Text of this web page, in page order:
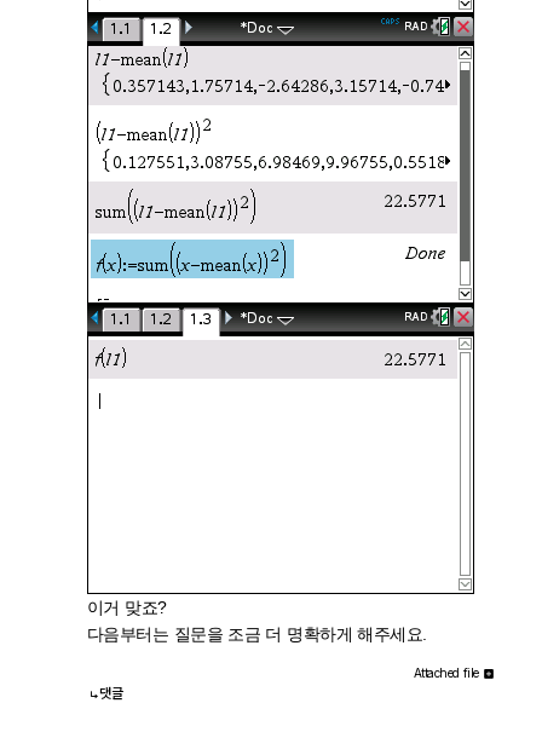
이거 맞죠?
다음부터는 질문을 조금 더 명확하게 해주세요.
Attached file
댓글